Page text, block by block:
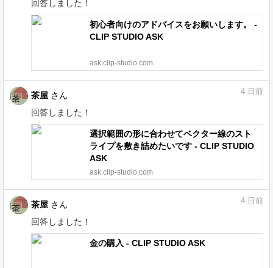
回答しました！
初心者向けのアドバイスをお願いします。 -
CLIP STUDIO ASK
ask.clip-studio.com
茶屋 さん
回答しました！
4 日前
選択範囲の形に合わせてベクター線のスト
ライプを敷き詰めたいです - CLIP STUDIO
ASK
ask.clip-studio.com
茶屋 さん
回答しました！
4 日前
金の購入 - CLIP STUDIO ASK